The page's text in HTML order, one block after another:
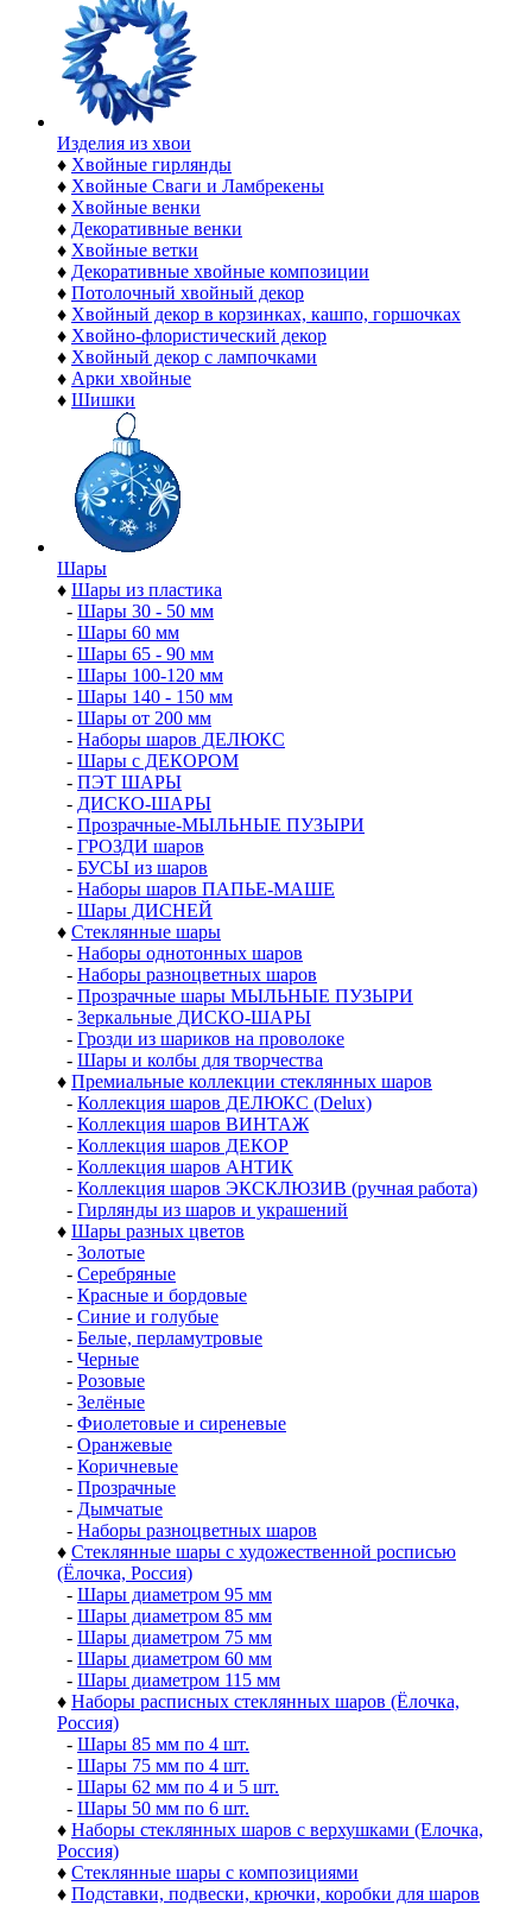
Изделия из хвои
♦ Хвойные гирлянды
♦ Хвойные Сваги и Ламбрекены
♦ Хвойные венки
♦ Декоративные венки
♦ Хвойные ветки
♦ Декоративные хвойные композиции
♦ Потолочный хвойный декор
♦ Хвойный декор в корзинках, кашпо, горшочках
♦ Хвойно-флористический декор
♦ Хвойный декор с лампочками
♦ Арки хвойные
♦ Шишки
Шары
♦ Шары из пластика
- Шары 30 - 50 мм
- Шары 60 мм
- Шары 65 - 90 мм
- Шары 100-120 мм
- Шары 140 - 150 мм
- Шары от 200 мм
- Наборы шаров ДЕЛЮКС
- Шары с ДЕКОРОМ
- ПЭТ ШАРЫ
- ДИСКО-ШАРЫ
- Прозрачные-МЫЛЬНЫЕ ПУЗЫРИ
- ГРОЗДИ шаров
- БУСЫ из шаров
- Наборы шаров ПАПЬЕ-МАШЕ
- Шары ДИСНЕЙ
♦ Стеклянные шары
- Наборы однотонных шаров
- Наборы разноцветных шаров
- Прозрачные шары МЫЛЬНЫЕ ПУЗЫРИ
- Зеркальные ДИСКО-ШАРЫ
- Грозди из шариков на проволоке
- Шары и колбы для творчества
♦ Премиальные коллекции стеклянных шаров
- Коллекция шаров ДЕЛЮКС (Delux)
- Коллекция шаров ВИНТАЖ
- Коллекция шаров ДЕКОР
- Коллекция шаров АНТИК
- Коллекция шаров ЭКСКЛЮЗИВ (ручная работа)
- Гирлянды из шаров и украшений
♦ Шары разных цветов
- Золотые
- Серебряные
- Красные и бордовые
- Синие и голубые
- Белые, перламутровые
- Черные
- Розовые
- Зелёные
- Фиолетовые и сиреневые
- Оранжевые
- Коричневые
- Прозрачные
- Дымчатые
- Наборы разноцветных шаров
♦ Стеклянные шары с художественной росписью
(Ёлочка, Россия)
- Шары диаметром 95 мм
- Шары диаметром 85 мм
- Шары диаметром 75 мм
- Шары диаметром 60 мм
- Шары диаметром 115 мм
♦ Наборы расписных стеклянных шаров (Ёлочка,
Россия)
- Шары 85 мм по 4 шт.
- Шары 75 мм по 4 шт.
- Шары 62 мм по 4 и 5 шт.
- Шары 50 мм по 6 шт.
♦ Наборы стеклянных шаров с верхушками (Елочка,
Россия)
♦ Стеклянные шары с композициями
♦ Подставки, подвески, крючки, коробки для шаров